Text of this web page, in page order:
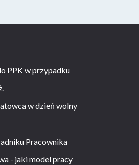
PPK w przypadku
w dzień wolny
Pracownika
- jaki model pracy